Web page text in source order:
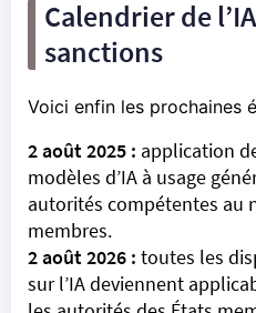
Calendrier de
sanctions
Voici enfin les prochaines
2 août 2025 : application
modèles d’IA à usage
autorités compétentes au
membres.
2 août 2026 : toutes les
sur l’IA deviennent